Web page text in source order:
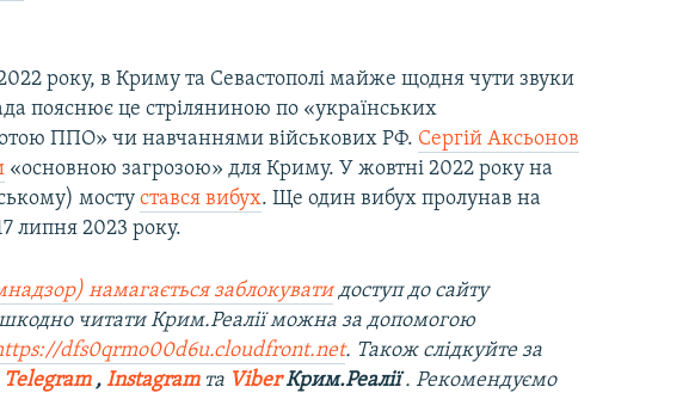
року, в Криму та Севастополі майже щодня чути звуки
пояснює це стріляниною по «українських
ППО» чи навчаннями військових РФ. Сергій Аксьонов
«основною загрозою» для Криму. У жовтні 2022 року на
мостустався вибух. Ще один вибух пролунав на
липня 2023 року.
намагається заблокуватидоступ до сайту
читати Крим.Реалії можна за допомогою
dfs0qrmo00d6u.cloudfront.net. Також слідкуйте за
Telegram,Instagramта ViberКрим.Реалії. Рекомендуємо